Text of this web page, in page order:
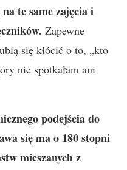
te same zajęcia i
Zapewne
się kłócić o to, „kto
nie spotkałam ani
podejścia do
się ma o 180 stopni
mieszanych z